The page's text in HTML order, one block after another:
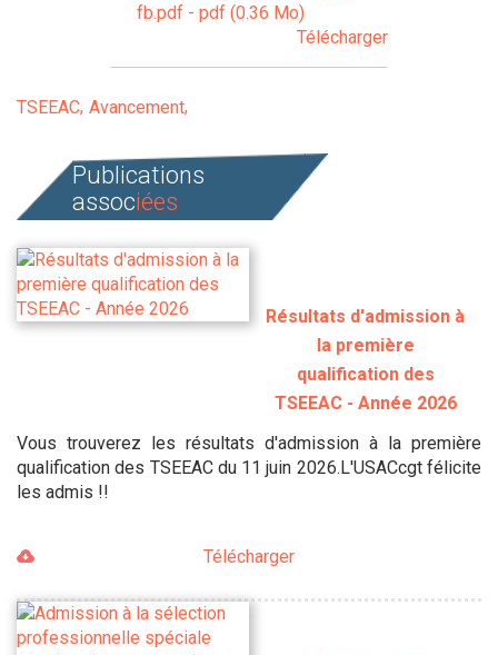
fb.pdf - pdf (0.36 Mo)
Télécharger
TSEEAC Avancement
Publications
associées
Résultats d'admission à
la première
qualification des
TSEEAC - Année 2026
Vous trouverez les résultats d'admission à la première
qualification des TSEEAC du 11 juin 2026.L'USACcgt félicite
les admis !!
Télécharger